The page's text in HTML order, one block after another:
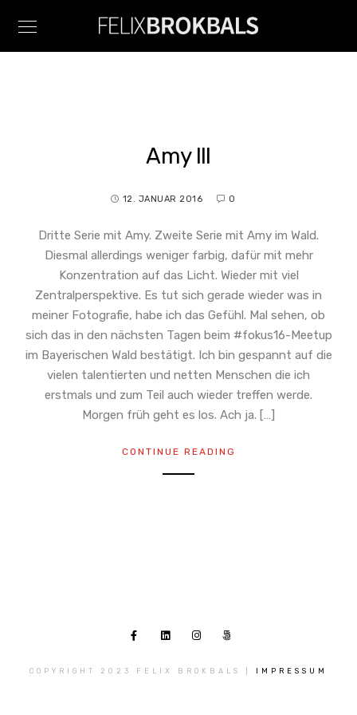
Amy III
12. JANUAR 2016 0
Dritte Serie mit Amy. Zweite Serie mit Amy im Wald.
Diesmal allerdings weniger farbig, dafür mit mehr
Konzentration auf das Licht. Wieder mit viel
Zentralperspektive. Es tut sich gerade wieder was in
meiner Fotografie, habe ich das Gefühl. Mal sehen, ob
sich das in den nächsten Tagen beim #fokus16-Meetup
im Bayerischen Wald bestätigt. Ich bin gespannt auf die
vielen talentierten und netten Menschen die ich
erstmals und zum Teil auch wieder treffen werde.
Morgen früh geht es los. Ach ja. […]
CONTINUE READING
COPYRIGHT 2023 FELIX BROKBALS | IMPRESSUM